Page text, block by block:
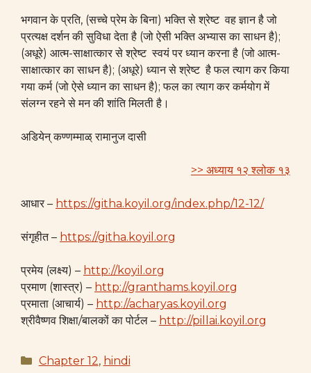
भगवान के प्रति, (सच्चे प्रेम के बिना) भक्ति से श्रेष्ट वह ज्ञान है जो
प्रत्यक्ष दर्शन की सुविधा देता है (जो ऐसी भक्ति अभ्यास का साधन है);
(अधूरे) आत्म-साक्षात्कार से श्रेष्ट स्वयं पर ध्यान करना है (जो आत्म-
साक्षात्कार का साधन है); (अधूरे) ध्यान से श्रेष्ट है फल त्याग कर किया
गया कर्म (जो ऐसे ध्यान का साधन है); फल का त्याग कर कर्मयोग में
संलग्न रहने से मन की शांति मिलती है।
अडियेन् कण्णम्माळ् रामानुज दासी
>> अध्याय १२ श्लोक १३
आधार – https://githa.koyil.org/index.php/12-12/
संगृहीत – https://githa.koyil.org
प्रमेय (लक्ष्य) – http://koyil.org
प्रमाण (शास्त्र) – http://granthams.koyil.org
प्रमाता (आचार्य) – http://acharyas.koyil.org
श्रीवैष्णव शिक्षा/बालकों का पोर्टल – http://pillai.koyil.org
Categories
Chapter 12, hindi